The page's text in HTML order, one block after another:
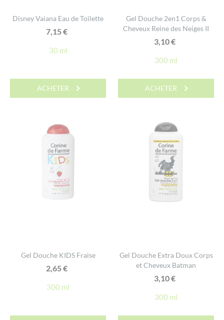
Disney Vaiana Eau de Toilette
7,15€
30 ml
ACHETER
Gel Douche 2en1 Corps &
Cheveux Reine des Neiges II
3,10€
300 ml
ACHETER
Gel Douche KIDS Fraise
2,65€
300 ml
Gel Douche Extra Doux Corps
et Cheveux Batman
3,10€
300 ml